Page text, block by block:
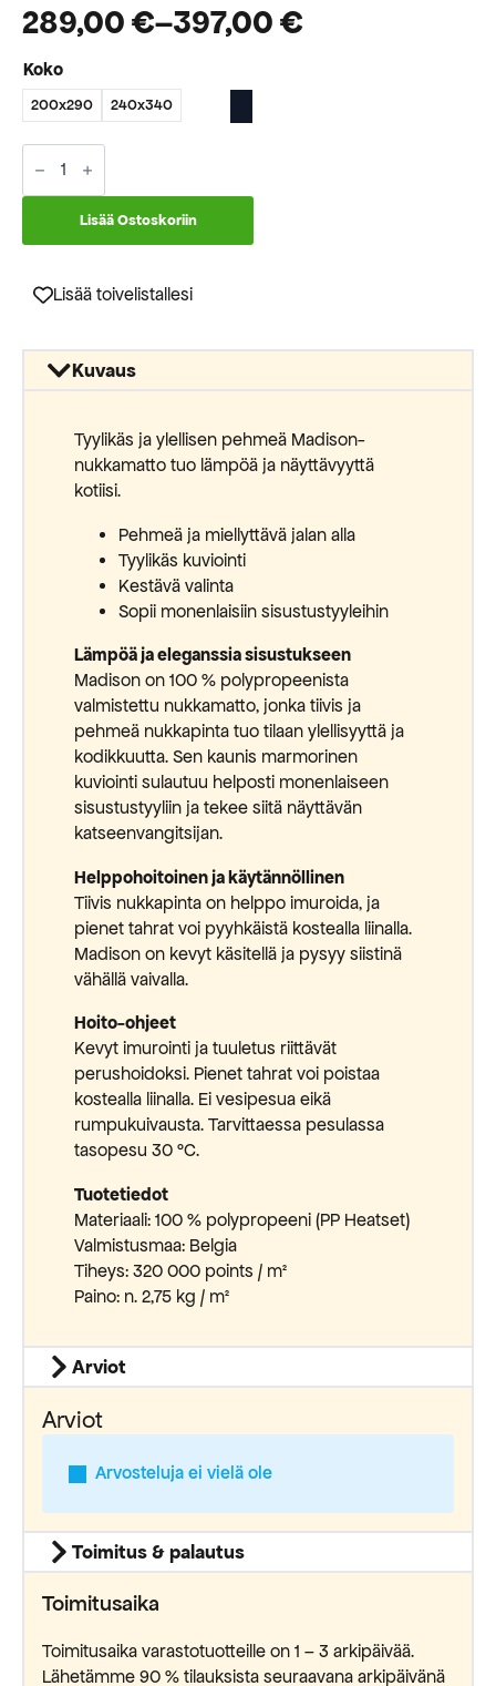
289,00€–397,00€
Hintaluokka:
289,00 €
-
397,00 €
Koko
200x290 240x340
Madison
nukkamatto
6212
Lisää Ostoskoriin
Lisää toivelistallesi
Kuvaus
Tyylikäs ja ylellisen pehmeä Madison-
nukkamatto tuo lämpöä ja näyttävyyttä
kotiisi.
Pehmeä ja miellyttävä jalan alla
Tyylikäs kuviointi
Kestävä valinta
Sopii monenlaisiin sisustustyyleihin
Lämpöä ja eleganssia sisustukseen
Madison on 100 % polypropeenista
valmistettu nukkamatto, jonka tiivis ja
pehmeä nukkapinta tuo tilaan ylellisyyttä ja
kodikkuutta. Sen kaunis marmorinen
kuviointi sulautuu helposti monenlaiseen
sisustustyyliin ja tekee siitä näyttävän
katseenvangitsijan.
Helppohoitoinen ja käytännöllinen
Tiivis nukkapinta on helppo imuroida, ja
pienet tahrat voi pyyhkäistä kostealla liinalla.
Madison on kevyt käsitellä ja pysyy siistinä
vähällä vaivalla.
Hoito-ohjeet
Kevyt imurointi ja tuuletus riittävät
perushoidoksi. Pienet tahrat voi poistaa
kostealla liinalla. Ei vesipesua eikä
rumpukuivausta. Tarvittaessa pesulassa
tasopesu 30 °C.
Tuotetiedot
Materiaali: 100 % polypropeeni (PP Heatset)
Valmistusmaa: Belgia
Tiheys: 320 000 points / m²
Paino: n. 2,75 kg / m²
Arviot
Arviot
Arvosteluja ei vielä ole
Toimitus & palautus
Toimitusaika
Toimitusaika varastotuotteille on 1 – 3 arkipäivää.
Lähetämme 90 % tilauksista seuraavana arkipäivänä